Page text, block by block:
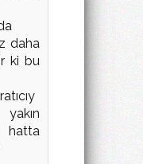
daha
ki bu